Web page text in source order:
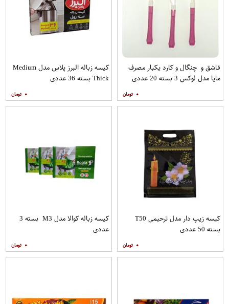
قاشق و چنگال و کارد یکبار مصرف
مایا مدل لوکس 3 بسته 20 عددی
۰
کیسه زباله البرز پلاس مدل Medium
Thick بسته 36 عددی
۰
کیسه زیپ دار مدل ترحیمی T50
بسته 50 عددی
۰
کیسه زباله کوالا مدل M3 بسته 3
عددی
۰